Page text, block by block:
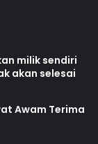
milik sendiri
akan selesai
Awam Terima